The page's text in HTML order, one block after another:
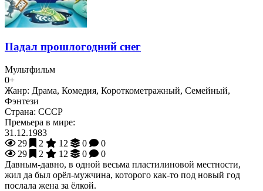
Падал прошлогодний снег
Мультфильм
0+
Жанр: Драма, Комедия, Короткометражный, Семейный,
Фэнтези
Страна: СССР
Премьера в мире:
31.12.1983
29
2 12 0
0
29
2 12 0
0
Давным-давно, в одной весьма пластилиновой местности,
жил да был орёл-мужчина, которого как-то под новый год
послала жена за ёлкой.